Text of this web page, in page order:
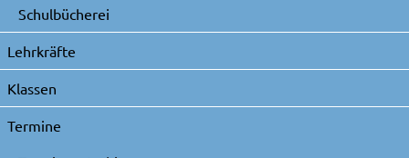
Schulbücherei
Lehrkräfte
Klassen
Termine